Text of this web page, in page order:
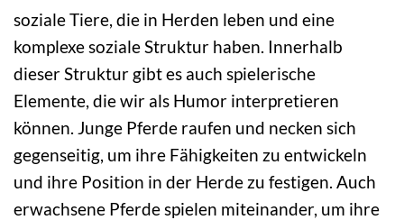
soziale Tiere, die in Herden leben und eine
komplexe soziale Struktur haben. Innerhalb
dieser Struktur gibt es auch spielerische
Elemente, die wir als Humor interpretieren
können. Junge Pferde raufen und necken sich
gegenseitig, um ihre Fähigkeiten zu entwickeln
und ihre Position in der Herde zu festigen. Auch
erwachsene Pferde spielen miteinander, um ihre